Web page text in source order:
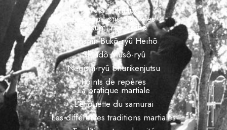
Arts martiaux
Les traditions martiales
Tatsumi-ryû Heihô
Tenshin Bukô-ryû Heihô
Shindô Musô-ryû
Negishi-ryû Shurikenjutsu
Points de repères
La pratique martiale
L’étiquette du samurai
Les différentes traditions martiales